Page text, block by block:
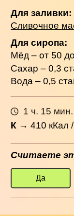
Для заливки:
Сливочное
Для сиропа:
Мёд – от 50
Сахар – 0,3
Вода – 0,5
1 ч. 15 мин.
К →410 кКал
Считаете
Да